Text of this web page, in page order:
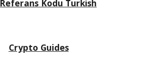
Referans Kodu Turkish
Crypto Guides